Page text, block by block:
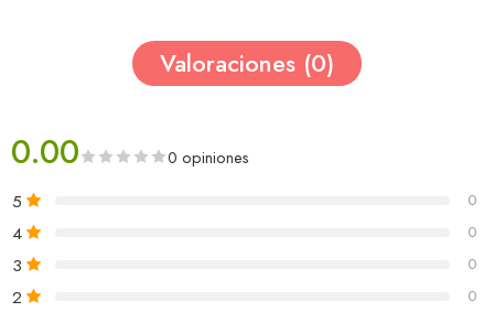
Valoraciones (0)
0.00 0 opiniones
5 0
4 0
3 0
2 0